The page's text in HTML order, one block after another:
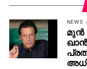
അനില്‍ പിള്ള, ദീപു
തുടര്‍ന്ന് ചിത്രത്തിലെ
അലന്‍സിയറും
കമ്പനിയാണ്
മാര്‍ക്കറ്റിംഗ്
NEWS
മുന്‍